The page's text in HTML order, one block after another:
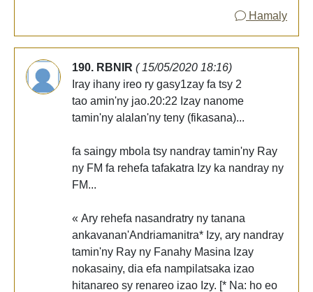
Hamaly
190. RBNIR ( 15/05/2020 18:16)
Iray ihany ireo ry gasy1zay fa tsy 2
tao amin'ny jao.20:22 Izay nanome
tamin'ny alalan'ny teny (fikasana)...
fa saingy mbola tsy nandray tamin'ny Ray
ny FM fa rehefa tafakatra Izy ka nandray ny
FM...
« Ary rehefa nasandratry ny tanana
ankavanan'Andriamanitra* Izy, ary nandray
tamin'ny Ray ny Fanahy Masina Izay
nokasainy, dia efa nampilatsaka izao
hitanareo sy renareo izao Izy. [* Na: ho eo